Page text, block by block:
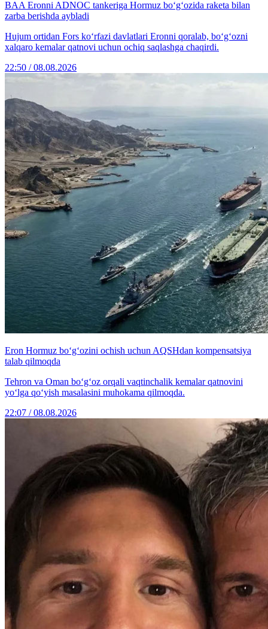
BAA Eronni ADNOC tankeriga Hormuz bo‘g‘ozida raketa bilan
zarba berishda aybladi
Hujum ortidan Fors ko‘rfazi davlatlari Eronni qoralab, bo‘g‘ozni
xalqaro kemalar qatnovi uchun ochiq saqlashga chaqirdi.
22:50 / 08.08.2026
Eron Hormuz bo‘g‘ozini ochish uchun AQSHdan kompensatsiya
talab qilmoqda
Tehron va Oman bo‘g‘oz orqali vaqtinchalik kemalar qatnovini
yo‘lga qo‘yish masalasini muhokama qilmoqda.
22:07 / 08.08.2026